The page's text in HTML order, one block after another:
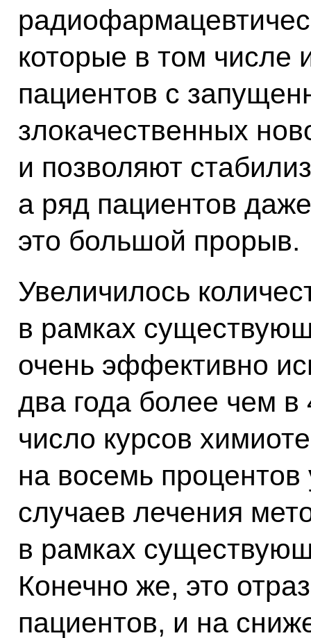
которые в том числе
пациентов с
злокачественных
и позволяют
а ряд пациентов
это большой прорыв.
Увеличилось
в рамках
очень эффективно
два года более чем в
число курсов
на восемь процентов
случаев лечения
в рамках
Конечно же, это
пациентов, и на